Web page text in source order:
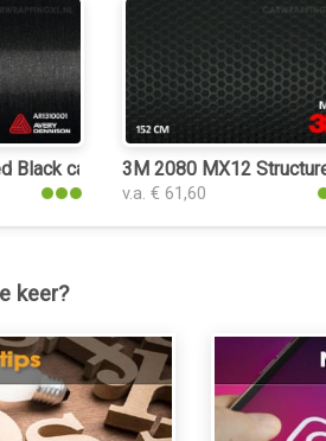
folie
Black car wrap folie3M 2080 MX12
v.a. € 61,60
keer?